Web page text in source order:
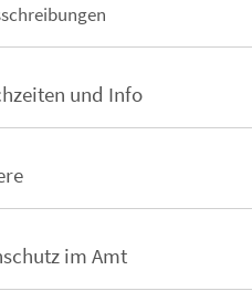
und Info
im Amt